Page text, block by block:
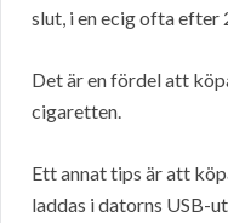
slut, i en ecig ofta efter
Det är en fördel att
cigaretten.
Ett annat tips är att
laddas i datorns USB-